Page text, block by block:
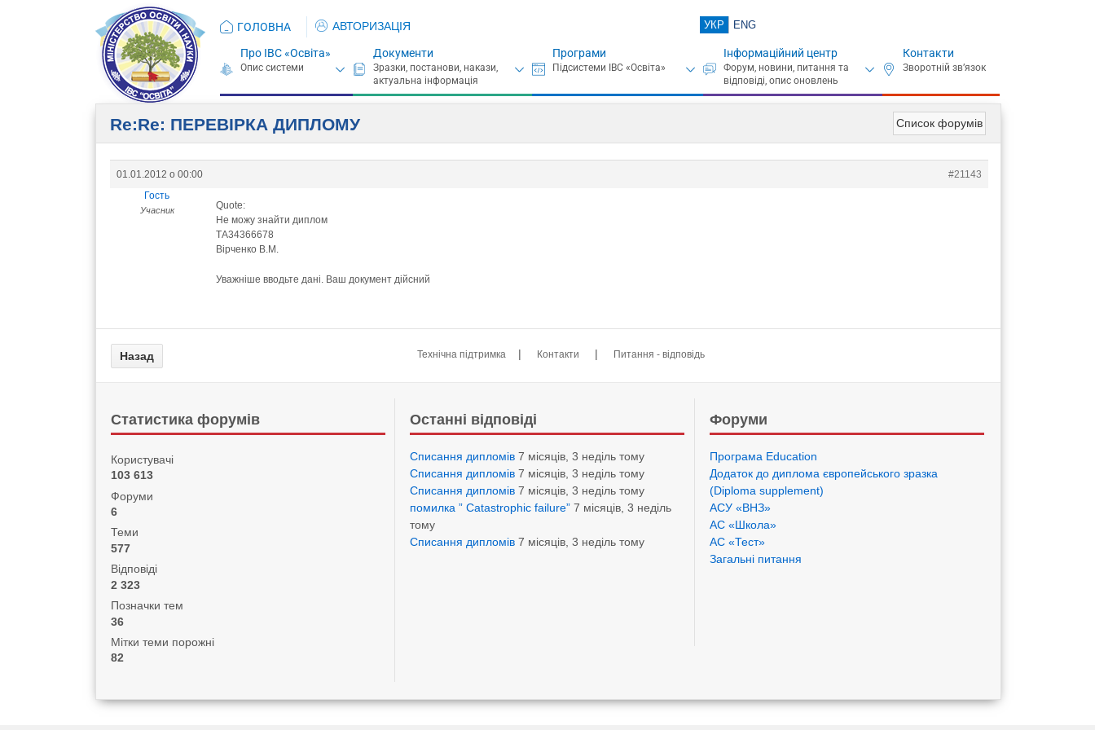
ГОЛОВНА АВТОРИЗАЦІЯ УКР ENG
Про ІВС «Освіта» Документи Програми Інформаційний центр Контакти
Список форумів
Re:Re: ПЕРЕВIРКА ДИПЛОМУ
01.01.2012 о 00:00
#21143
Гость
Учасник
Quote:
Не можу знайти диплом
ТА34366678
Вірченко В.М.
Уважніше вводьте дані. Ваш документ дійсний
Технічна підтримка | Контакти | Питання - відповідь
Статистика форумів
Користувачі
103 613
Форуми
6
Теми
577
Відповіді
2 323
Позначки тем
36
Мітки теми порожні
82
Останні відповіді
Списання дипломів 7 місяців, 3 неділь тому
Списання дипломів 7 місяців, 3 неділь тому
Списання дипломів 7 місяців, 3 неділь тому
помилка ” Catastrophic failure” 7 місяців, 3 неділь
тому
Списання дипломів 7 місяців, 3 неділь тому
Форуми
Програма Eduсation
Додаток до диплома європейського зразка
(Diploma supplement)
АСУ «ВНЗ»
АС «Школа»
АС «Тест»
Загальні питання